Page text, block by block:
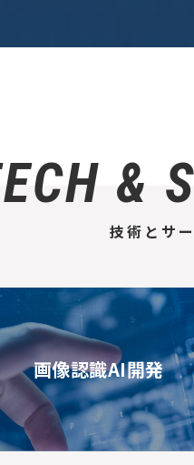
&
技術とサ
画像認識AI開発